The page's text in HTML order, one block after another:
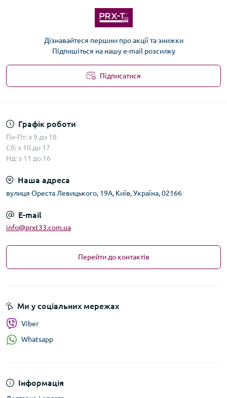
Дізнавайтеся першим про акції та знижки
Підпишіться на нашу e-mail розсилку
Підписатися
Графік роботи
Пн-Пт: з 9 до 18
Сб: з 10 до 17
Нд: з 11 до 16
Наша адреса
вулиця Ореста Левицького, 19А, Київ, Україна, 02166
E-mail
info@prxt33.com.ua
Перейти до контактів
Інформація
Ми у соціальних мережах
Viber
Whatsapp